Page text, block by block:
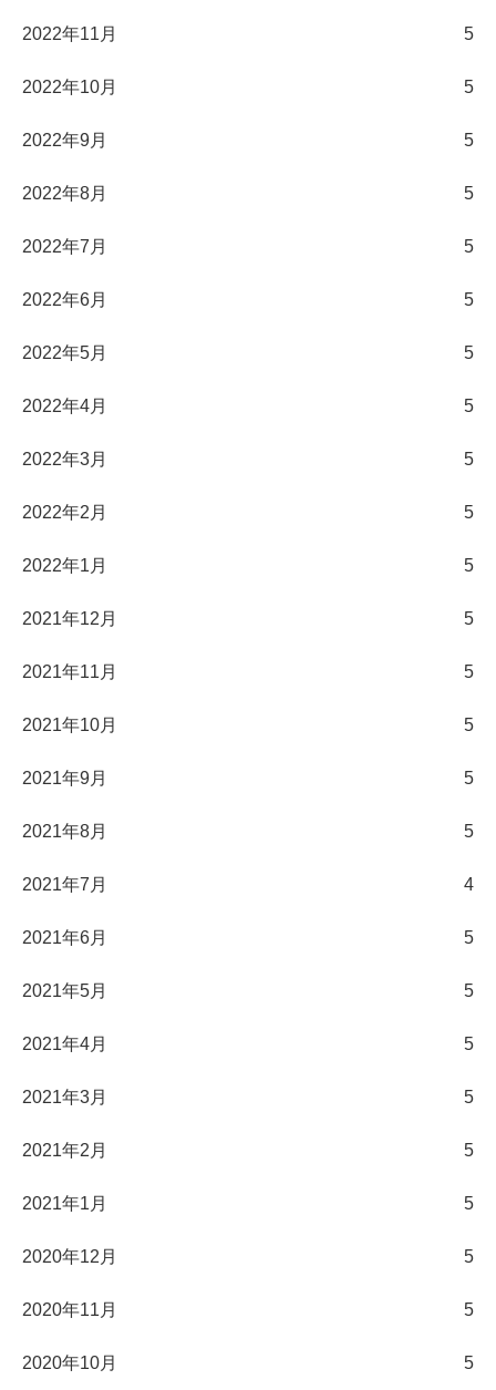
2022年11月 5
2022年10月 5
2022年9月 5
2022年8月 5
2022年7月 5
2022年6月 5
2022年5月 5
2022年4月 5
2022年3月 5
2022年2月 5
2022年1月 5
2021年12月 5
2021年11月 5
2021年10月 5
2021年9月 5
2021年8月 5
2021年7月 4
2021年6月 5
2021年5月 5
2021年4月 5
2021年3月 5
2021年2月 5
2021年1月 5
2020年12月 5
2020年11月 5
2020年10月 5